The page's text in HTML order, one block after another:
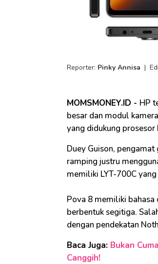
Reporter: Pinky Annisa |
MOMSMONEY.ID - HP
besar dan modul
yang didukung
Duey Guison,
ramping justru
memiliki LYT-700C
Pova 8 memiliki bahasa
berbentuk segitiga.
dengan pendekatan
Baca Juga: Bukan
Canggih!